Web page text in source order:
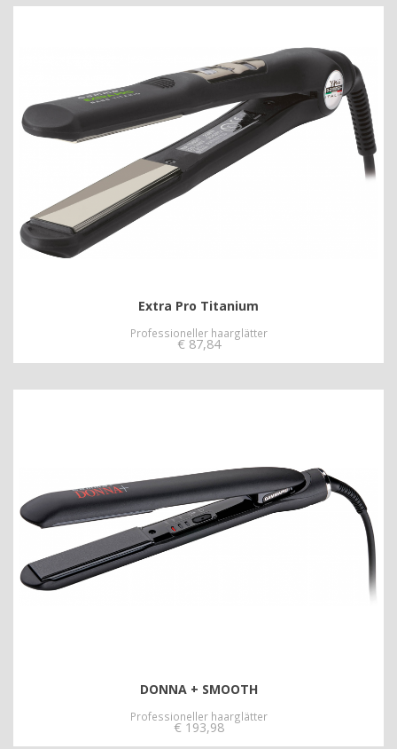
Extra Pro Titanium
Professioneller haarglätter
€ 87,84
DONNA + SMOOTH
Professioneller haarglätter
€ 193,98